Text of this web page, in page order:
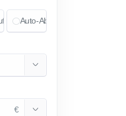
Auto-Abo
€